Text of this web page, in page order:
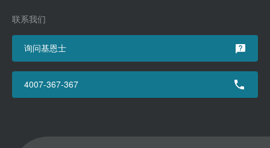
联系我们
询问基恩士
4007-367-367